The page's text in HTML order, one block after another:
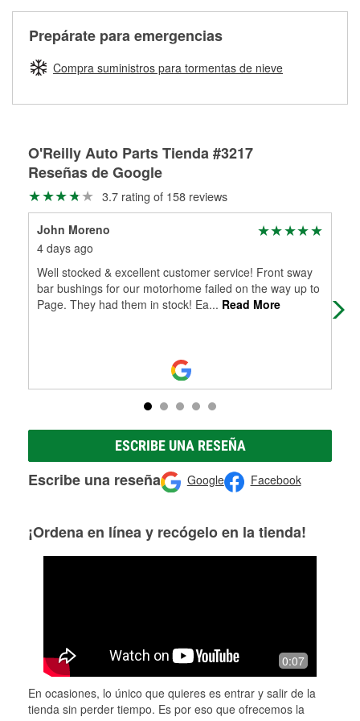
partes de reemplazo correctas para tu reparación.
Rectificación de tambores y discos de freno
Prepárate para emergencias
Compra suministros para tormentas de nieve
O'Reilly Auto Parts Tienda #3217
Reseñas de Google
3.7 rating of 158 reviews
John Moreno
4 days ago
Well stocked & excellent customer service! Front sway
bar bushings for our motorhome failed on the way up to
Page. They had them in stock! Ea... Read More
ESCRIBE UNA RESEÑA
Escribe una reseña Google Facebook
¡Ordena en línea y recógelo en la tienda!
0:07
En ocasiones, lo único que quieres es entrar y salir de la
tienda sin perder tiempo. Es por eso que ofrecemos la